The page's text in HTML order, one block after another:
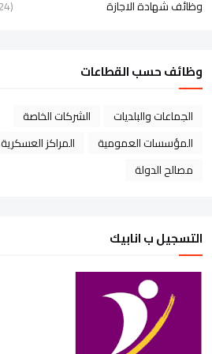
وظائف شهادة الاجازة (2024)
وظائف حسب القطاعات
الجماعات والبلديات
الشركات الخاصة
المؤسسات العمومية
المراكز العسكرية
مصالح الدولة
التسجيل ب انابيك